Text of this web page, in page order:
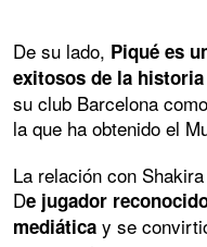
De su lado, Piqué es
exitosos de la
su club Barcelona
la que ha obtenido el
La relación con
De jugador
mediática y se